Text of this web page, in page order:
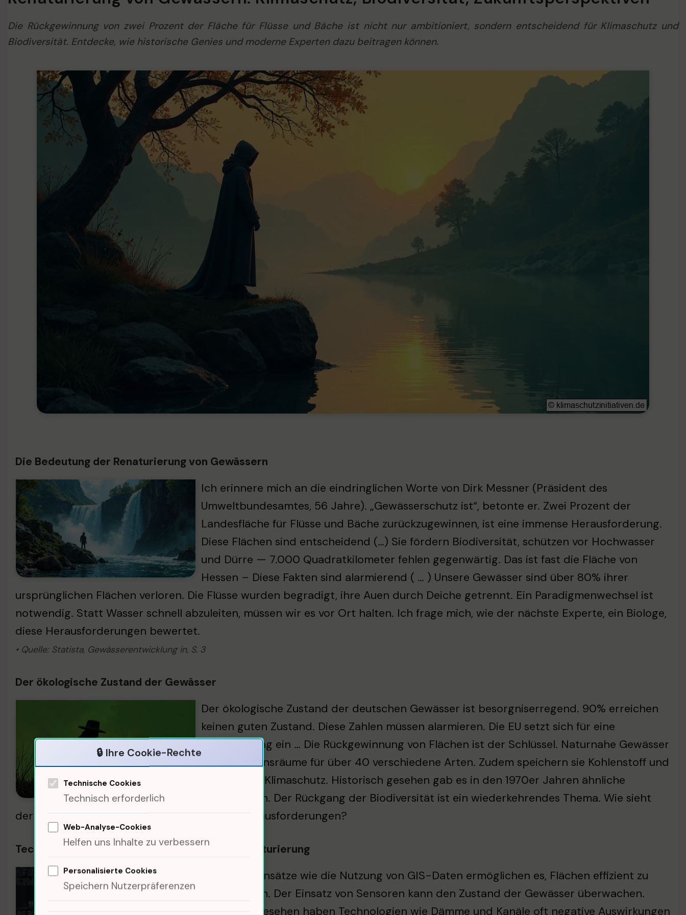
Die Rückgewinnung von zwei Prozent der Fläche für Flüsse und Bäche ist nicht nur ambitioniert, sondern entscheidend für Klimaschutz und
Biodiversität. Entdecke, wie historische Genies und moderne Experten dazu beitragen können.
Die Bedeutung der Renaturierung von Gewässern
Ich erinnere mich an die eindringlichen Worte von Dirk Messner (Präsident des
Umweltbundesamtes, 56 Jahre). „Gewässerschutz ist“, betonte er. Zwei Prozent der
Landesfläche für Flüsse und Bäche zurückzugewinnen, ist eine immense Herausforderung.
Diese Flächen sind entscheidend (…) Sie fördern Biodiversität, schützen vor Hochwasser
und Dürre — 7.000 Quadratkilometer fehlen gegenwärtig. Das ist fast die Fläche von
Hessen – Diese Fakten sind alarmierend ( … ) Unsere Gewässer sind über 80% ihrer
ursprünglichen Flächen verloren. Die Flüsse wurden begradigt, ihre Auen durch Deiche getrennt. Ein Paradigmenwechsel ist
notwendig. Statt Wasser schnell abzuleiten, müssen wir es vor Ort halten. Ich frage mich, wie der nächste Experte, ein Biologe,
diese Herausforderungen bewertet.
• Quelle: Statista, Gewässerentwicklung in, S. 3
Der ökologische Zustand der Gewässer
Der ökologische Zustand der deutschen Gewässer ist besorgniserregend. 90% erreichen
keinen guten Zustand. Diese Zahlen müssen alarmieren. Die EU setzt sich für eine
Verbesserung ein … Die Rückgewinnung von Flächen ist der Schlüssel. Naturnahe Gewässer
bieten Lebensräume für über 40 verschiedene Arten. Zudem speichern sie Kohlenstoff und
helfen beim Klimaschutz. Historisch gesehen gab es in den 1970er Jahren ähnliche
Bewegungen. Der Rückgang der Biodiversität ist ein wiederkehrendes Thema. Wie sieht
der nächste Experte, ein Technologe, diese Herausforderungen?
Technologische Lösungen für die Gewässerrenaturierung
Innovative Ansätze wie die Nutzung von GIS-Daten ermöglichen es, Flächen effizient zu
identifizieren. Der Einsatz von Sensoren kann den Zustand der Gewässer überwachen.
Historisch gesehen haben Technologien wie Dämme und Kanäle oft negative Auswirkungen
🔒 Ihre Cookie-Rechte
Technische Cookies
Technisch erforderlich
Web-Analyse-Cookies
Helfen uns Inhalte zu verbessern
Personalisierte Cookies
Speichern Nutzerpräferenzen